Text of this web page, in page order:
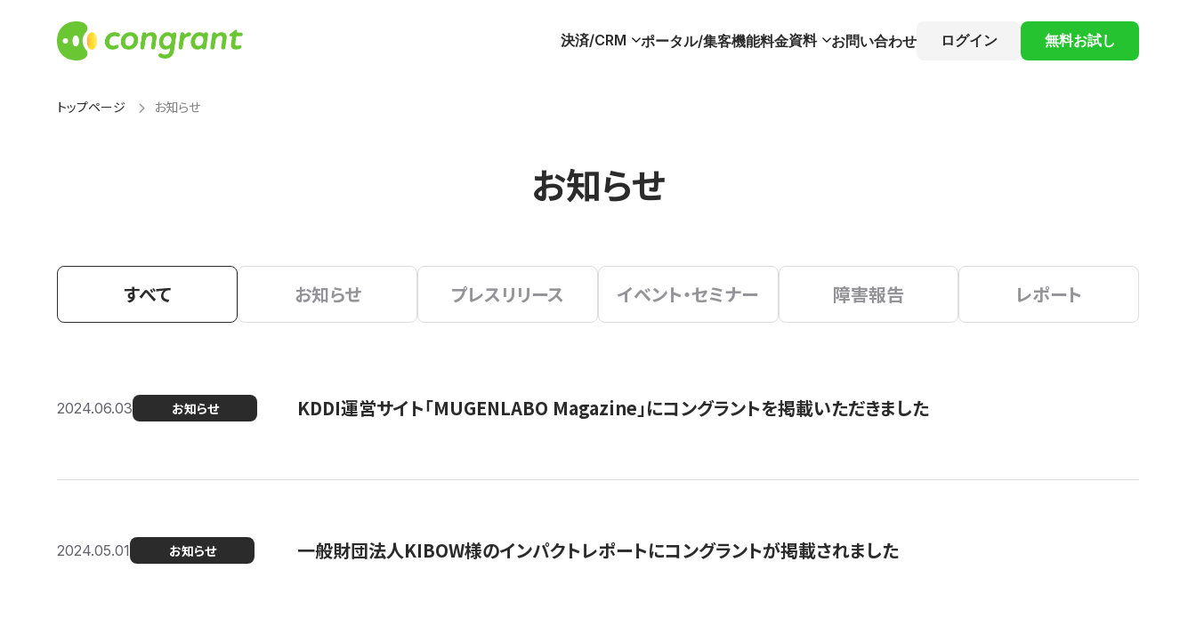
決済/CRM ポータル/集客機能料金資料 お問い合わせ ログイン 無料お試し
トップページ お知らせ
お知らせ
すべて お知らせ プレスリリース イベント・セミナー 障害報告 レポート
2024.06.03 お知らせ KDDI運営サイト「MUGENLABO Magazine」にコングラントを掲載いただきました
2024.05.01 お知らせ 一般財団法人KIBOW様のインパクトレポートにコングラントが掲載されました